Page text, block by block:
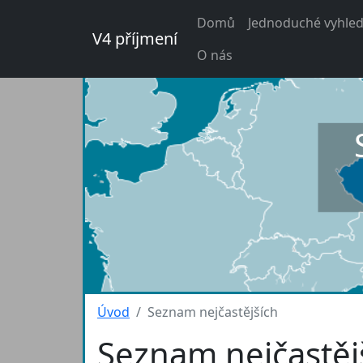
V4 příjmení
Domů
Jednoduché
O nás
Úvod Seznam nejčastějších
Seznam